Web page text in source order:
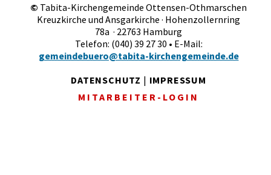
© Tabita-Kirchengemeinde Ottensen-Othmarschen
Kreuzkirche und Ansgarkirche · Hohenzollernring
78a · 22763 Hamburg
Telefon: (040) 39 27 30 • E-Mail:
gemeindebuero@tabita-kirchengemeinde.de
DATENSCHUTZ | IMPRESSUM
MITARBEITER-LOGIN